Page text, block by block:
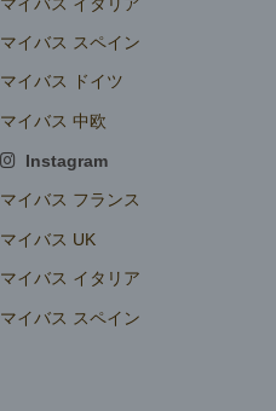
マイバス スペイン
マイバス ドイツ
マイバス 中欧
Instagram
マイバス フランス
マイバス UK
マイバス イタリア
マイバス スペイン